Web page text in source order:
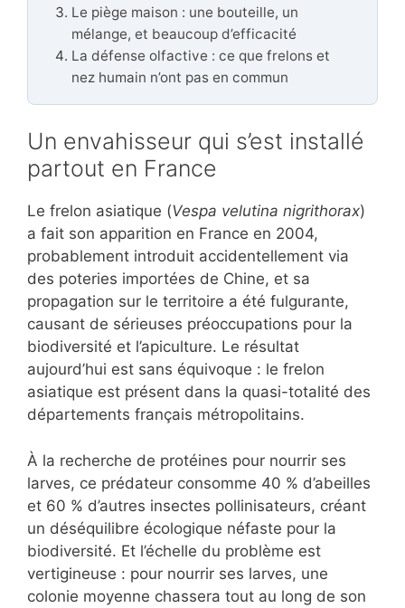
Le piège maison : une bouteille, un
mélange, et beaucoup d’efficacité
La défense olfactive : ce que frelons et
nez humain n’ont pas en commun
Un envahisseur qui s’est installé
partout en France
Le frelon asiatique (Vespa velutina nigrithorax)
a fait son apparition en France en 2004,
probablement introduit accidentellement via
des poteries importées de Chine, et sa
propagation sur le territoire a été fulgurante,
causant de sérieuses préoccupations pour la
biodiversité et l’apiculture. Le résultat
aujourd’hui est sans équivoque : le frelon
asiatique est présent dans la quasi-totalité des
départements français métropolitains.
À la recherche de protéines pour nourrir ses
larves, ce prédateur consomme 40 % d’abeilles
et 60 % d’autres insectes pollinisateurs, créant
un déséquilibre écologique néfaste pour la
biodiversité. Et l’échelle du problème est
vertigineuse : pour nourrir ses larves, une
colonie moyenne chassera tout au long de son